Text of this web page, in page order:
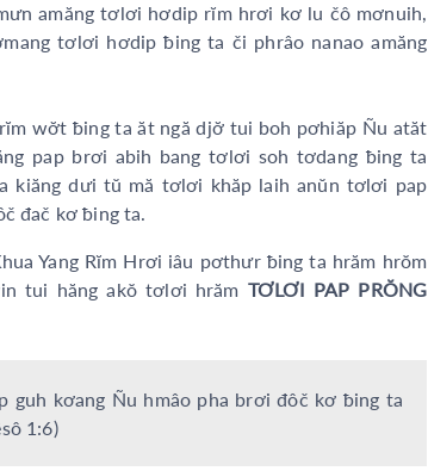
amăng tơlơi hơdip rĭm hrơi kơ lu čô mơnuih,
tơlơi hơdip ƀing ta či phrâo nanao amăng
wơ̆t ƀing ta ăt ngă djơ̆ tui boh pơhiăp Ñu atăt
pap brơi abih bang tơlơi soh tơdang ƀing ta
kiăng dưi tŭ mă tơlơi khăp laih anŭn tơlơi pap
đač kơ ƀing ta.
Yang Rĭm Hrơi iâu pơthưr ƀing ta hrăm hrŏm
tui hăng akŏ tơlơi hrăm TƠLƠI PAP PRŎNG
kơang Ñu hmâo pha brơi đôč kơ ƀing ta
1:6)